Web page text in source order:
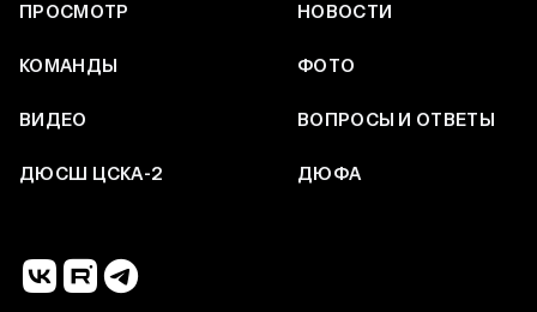
ПРОСМОТР НОВОСТИ
КОМАНДЫ ФОТО
ВИДЕО ВОПРОСЫ И ОТВЕТЫ
ДЮСШ ЦСКА-2 ДЮФА